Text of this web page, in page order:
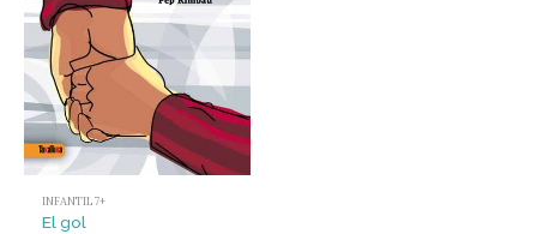
INFANTIL 7+
El gol